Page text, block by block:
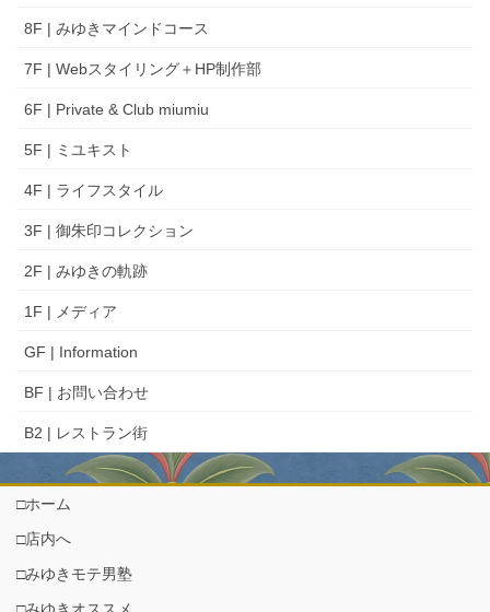
8F | みゆきマインドコース
7F | Webスタイリング＋HP制作部
6F | Private & Club miumiu
5F | ミユキスト
4F | ライフスタイル
3F | 御朱印コレクション
2F | みゆきの軌跡
1F | メディア
GF | Information
BF | お問い合わせ
B2 | レストラン街
□ホーム
□店内へ
□みゆきモテ男塾
□みゆきオススメ